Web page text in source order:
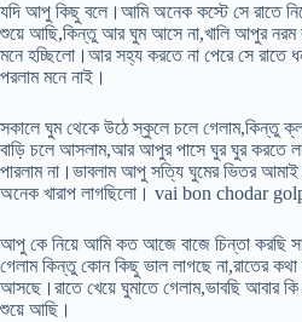
যদি আপু কিছু বলে।আমি অনেক কস্টে সে রাতে
শুয়ে আছি,কিন্তু আর ঘুম আসে না,খালি আপুর নরম
মনে হচ্ছিলো।আর সহ্য করতে না পেরে সে রাতে
পরলাম মনে নাই।
সকালে ঘুম থেকে উঠে স্কুলে চলে গেলাম,কিন্তু
বাড়ি চলে আসলাম,আর আপুর পাসে ঘুর ঘুর করতে
পারলাম না।ভাবলাম আপু সত্যি ঘুমের ভিতর
অনেক খারাপ লাগছিলো। vai bon chodar
আপু কে নিয়ে আমি কত আজে বাজে চিন্তা করছি
গেলাম কিন্তু কোন কিছু ভাল লাগছে না,রাতের কথা
আসছে।রাতে খেয়ে ঘুমাতে গেলাম,ভাবছি আবার
শুয়ে আছি।